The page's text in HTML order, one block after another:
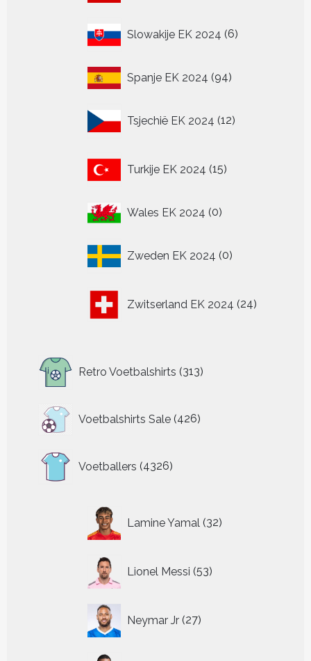
Slowakije EK 2024 6
producten
Spanje EK 2024 9494
Tsjechië EK 2024 12
producten
Turkije EK 2024 15
producten
Wales EK 2024 00
Zweden EK 2024 0
producten
Zwitserland EK 2024 24
producten
Retro Voetbalshirts 313
producten
Voetbalshirts Sale 426
426
producten
Voetballers 4326
producten
Lamine Yamal 32
producten
Lionel Messi 53
producten
Neymar Jr 27
producten